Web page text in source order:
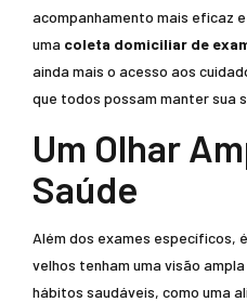
acompanhamento mais eficaz
uma coleta domiciliar de
ainda mais o acesso aos
que todos possam manter sua
Um Olhar
Saúde
Além dos exames específicos,
velhos tenham uma visão
hábitos saudáveis, como uma